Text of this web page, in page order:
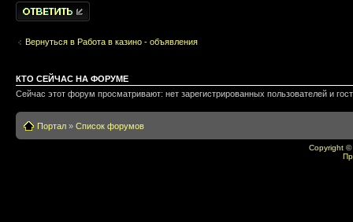
Написать
комментарии
Вернуться в Работа в казино - объявления
КТО СЕЙЧАС НА ФОРУМЕ
Сейчас этот форум просматривают: нет зарегистрированных пользователей и
Портал » Список форумов
Copyright